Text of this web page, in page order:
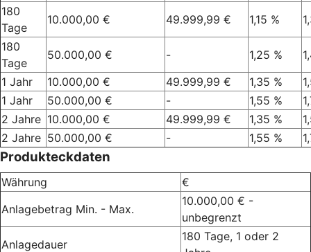
180
Tage
10.000,00 € 49.999,99 € 1,15 %
180
Tage
50.000,00 € - 1,25 %
1 Jahr
10.000,00 € 49.999,99 € 1,35 %
1 Jahr
50.000,00 € - 1,55 %
2 Jahre 10.000,00 € 49.999,99 € 1,35 %
2 Jahre 50.000,00 € - 1,55 %
Produkteckdaten
Währung
€
Anlagebetrag Min. - Max.
10.000,00 € -
unbegrenzt
Anlagedauer
180 Tage, 1 oder 2